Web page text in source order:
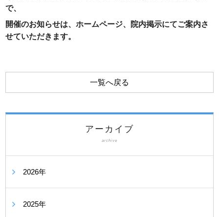
で、
開催のお知らせは、ホームページ、院内掲示にてご案内さ
せていただきます。
一覧へ戻る
アーカイブ
archive
2026年
2025年